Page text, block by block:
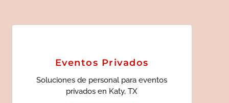
Eventos Privados
Soluciones de personal para eventos
privados en Katy, TX